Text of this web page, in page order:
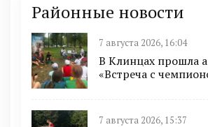
Районные новости
7 августа 2026, 16:04
В Клинцах прошла
«Встреча с
7 августа 2026, 15:37